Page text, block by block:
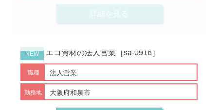
詳細を見る
エコ資材の法人営業［sa-0916］
法人営業
大阪府和泉市